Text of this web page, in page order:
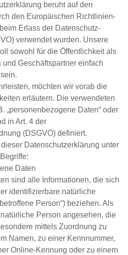
beruht auf den
den Europäischen Richtlinien-
Erlass der Datenschutz-
verwendet wurden. Unsere
sowohl für die Öffentlichkeit als
Geschäftspartner einfach
möchten wir vorab die
erläutern. Die verwendeten
„personenbezogene Daten“ oder
in Art. 4 der
(DSGVO) definiert.
Datenschutzerklärung unter
Daten
sind alle Informationen, die sich
identifizierbare natürliche
Person“) beziehen. Als
Person angesehen, die
mittels Zuordnung zu
Namen, zu einer Kennnummer,
Online-Kennung oder zu einem